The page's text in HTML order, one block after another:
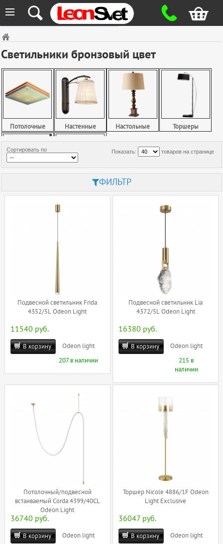
≡
Светильники бронзовый цвет
Потолочные Настенные Настольные Торшеры
Споты Точечные
Сортировать по Показать: товаров на странице
ФИЛЬТР
Подвесной светильник Frida
4352/5L Odeon Light
11540 руб.
В корзину
Odeon light
207 в наличии
Подвесной светильник Lia
4372/5L Odeon Light
16380 руб.
В корзину
Odeon light
215 в
наличии
Потолочный/подвесной
встаиваемый Corda 4399/40CL
Odeon Light
36740 руб.
В корзину
Odeon light
Торшер Nicole 4886/1F Odeon
Light Exclusive
36047 руб.
В корзину
Odeon light